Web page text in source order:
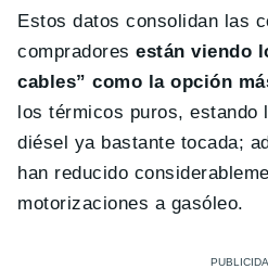
Estos datos consolidan las
compradoresestán viendo
cables” como la opción
los térmicos puros, estando
diésel ya bastante tocada;
han reducido
motorizaciones a gasóleo.